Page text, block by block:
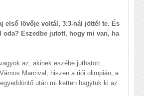
első lövője voltál, 3:3-nál jöttél te. És
oda? Eszedbe jutott, hogy mi van, ha
az, akinek eszébe juthatott...
Marcival, hiszen a riói olimpián, a
után mi ketten hagytuk ki az